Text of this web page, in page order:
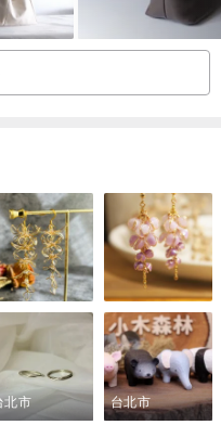
非常困難。做現有的共同點
包的翻譯量的三倍。不僅要
如帶子和袋子，縫製前需要
綢縫製，因此它們在織物的條
飾是令人興奮的快樂，這並
時，每次使用織物時，逐一生
次改進方法並根據材料的特性
北市 台北市